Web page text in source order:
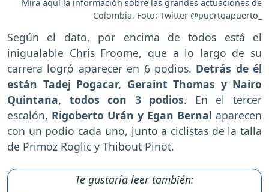
Mira aquí la información sobre las grandes actuaciones de
Colombia. Foto: Twitter @puertoapuerto_
Según el dato, por encima de todos está el
inigualable Chris Froome, que a lo largo de su
carrera logró aparecer en 6 podios. Detrás de él
están Tadej Pogacar, Geraint Thomas y Nairo
Quintana, todos con 3 podios. En el tercer
escalón, Rigoberto Urán y Egan Bernal aparecen
con un podio cada uno, junto a ciclistas de la talla
de Primoz Roglic y Thibout Pinot.
Te gustaría leer también: